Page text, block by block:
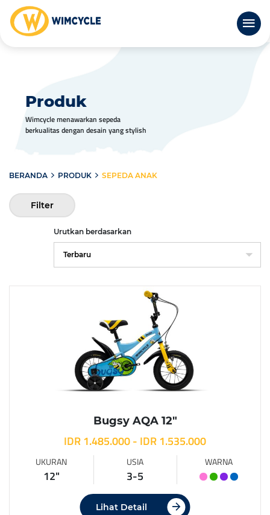
Produk
Wimcycle menawarkan sepeda
berkualitas dengan desain yang stylish
BERANDA PRODUK SEPEDA ANAK
Filter
Urutkan berdasarkan
Bugsy AQA 12″
IDR 1.485.000 - IDR 1.535.000
UKURAN
12"
USIA
3-5
WARNA
Lihat Detail